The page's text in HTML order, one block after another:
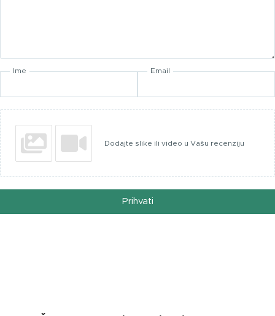
Ime Email
Dodajte slike ili video u Vašu recenziju
Prihvati